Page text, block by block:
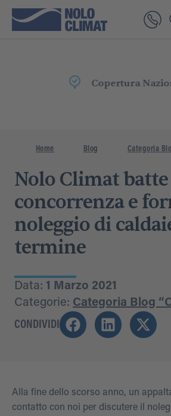
Consegna
Home Blog Categoria
Nolo Climat
concorrenza e
noleggio di
termine
Data: 1 Marzo 2021
Categorie: Categoria Blog
CONDIVIDI
Alla fine dello scorso anno, un
contatto con noi per discutere il